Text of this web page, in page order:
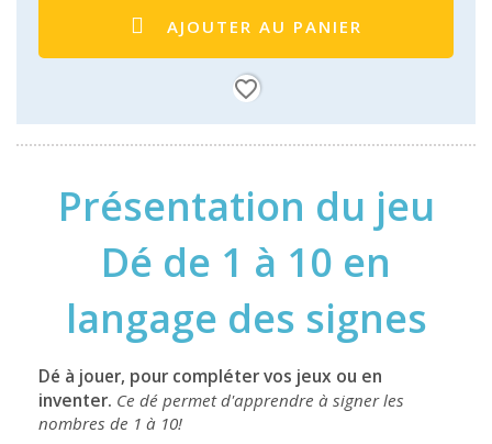
AJOUTER AU PANIER
favorite_border
Présentation du jeu
Dé de 1 à 10 en
langage des signes
Dé à jouer, pour compléter vos jeux ou en
inventer. Ce dé permet d'apprendre à signer les
nombres de 1 à 10!